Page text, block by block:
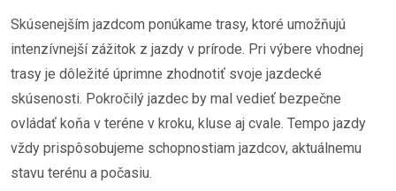
Skúsenejším jazdcom ponúkame trasy, ktoré umožňujú
intenzívnejší zážitok z jazdy v prírode. Pri výbere vhodnej
trasy je dôležité úprimne zhodnotiť svoje jazdecké
skúsenosti. Pokročilý jazdec by mal vedieť bezpečne
ovládať koňa v teréne v kroku, kluse aj cvale. Tempo jazdy
vždy prispôsobujeme schopnostiam jazdcov, aktuálnemu
stavu terénu a počasiu.